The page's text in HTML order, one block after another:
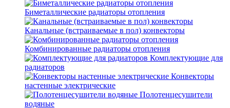
Биметаллические радиаторы отопления
Канальные (встраиваемые в пол) конвекторы
Комбинированные радиаторы отопления
Комплектующие для
радиаторов
Конвекторы
настенные электрические
Полотенцесушители
водяные